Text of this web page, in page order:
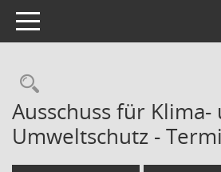
Toggle navigation
Rechercheauswahl
Ausschuss für Klima-
Umweltschutz -